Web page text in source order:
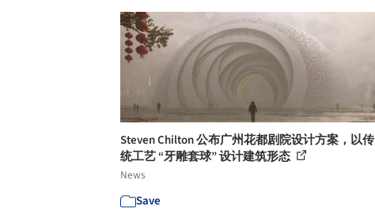
Steven Chilton 公布广州花都剧院设计方案，以传
统工艺 “牙雕套球” 设计建筑形态
News
Save